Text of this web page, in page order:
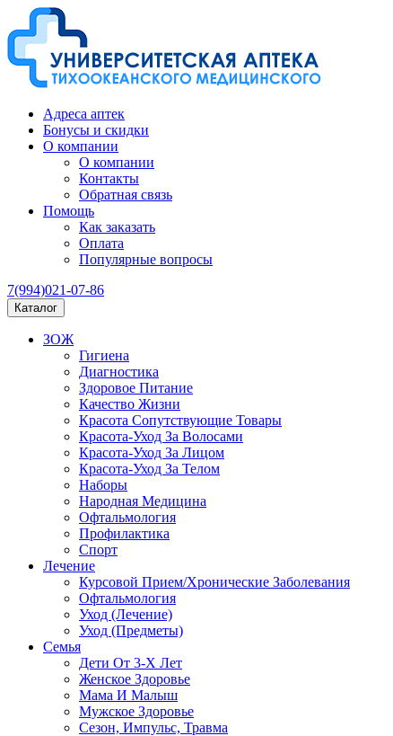
Адреса аптек
Бонусы и скидки
О компании
О компании
Контакты
Обратная связь
Помощь
Как заказать
Оплата
Популярные вопросы
7(994)021-07-86
Каталог
ЗОЖ
Гигиена
Диагностика
Здоровое Питание
Качество Жизни
Красота Сопутствующие Товары
Красота-Уход За Волосами
Красота-Уход За Лицом
Красота-Уход За Телом
Наборы
Народная Медицина
Офтальмология
Профилактика
Спорт
Лечение
Курсовой Прием/Хронические Заболевания
Офтальмология
Уход (Лечение)
Уход (Предметы)
Семья
Дети От 3-Х Лет
Женское Здоровье
Мама И Малыш
Мужское Здоровье
Сезон, Импульс, Травма